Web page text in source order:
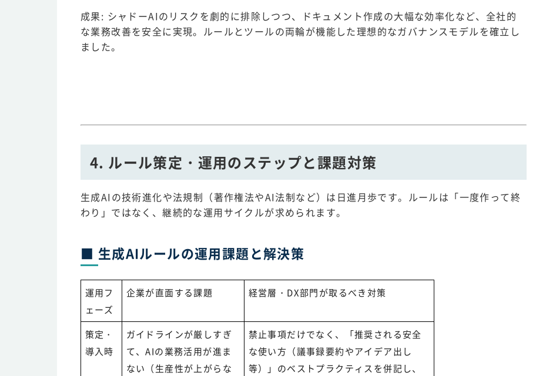
成果: シャドーAIのリスクを劇的に排除しつつ、ドキュメント作成の大幅な効率化など、全社的
な業務改善を安全に実現。ルールとツールの両輪が機能した理想的なガバナンスモデルを確立し
ました。
4. ルール策定・運用のステップと課題対策
生成AIの技術進化や法規制（著作権法やAI法制など）は日進月歩です。ルールは「一度作って終
わり」ではなく、継続的な運用サイクルが求められます。
■ 生成AIルールの運用課題と解決策
運用フ
ェーズ
企業が直面する課題 経営層・DX部門が取るべき対策
策定・
導入時
ガイドラインが厳しすぎ
て、AIの業務活用が進ま
ない（生産性が上がらな
禁止事項だけでなく、「推奨される安全
な使い方（議事録要約やアイデア出し
等）」のベストプラクティスを併記し、